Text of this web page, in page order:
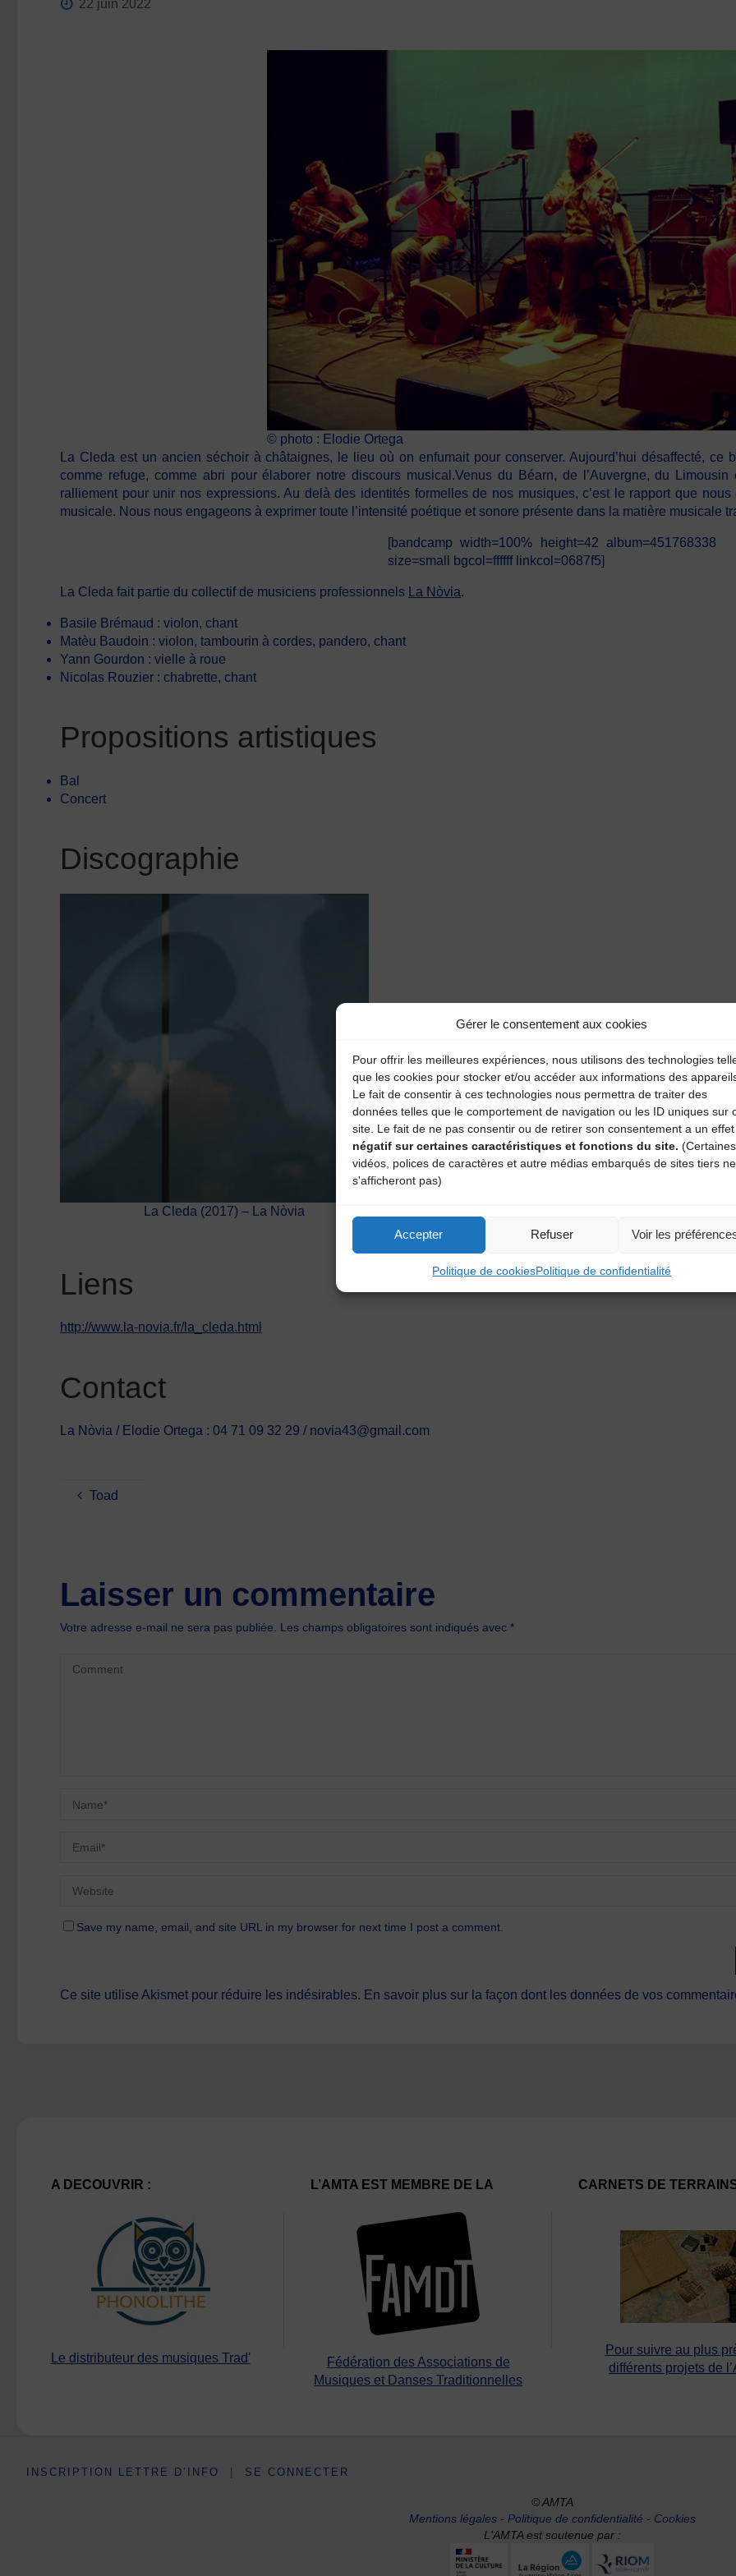
Gérer le consentement aux cookies
Pour offrir les meilleures expériences, nous utilisons des technologies
que les cookies pour stocker et/ou accéder aux informations des
Le fait de consentir à ces technologies nous permettra de traiter des
données telles que le comportement de navigation ou les ID uniques sur
site. Le fait de ne pas consentir ou de retirer son consentement a un effet
négatif sur certaines caractéristiques et fonctions du site. (Certaines
vidéos, polices de caractères et autre médias embarqués de sites tiers ne
s'afficheront pas)
Accepter Refuser Voir les
Politique de cookiesPolitique de confidentialité
22 juin 2022
© photo : Elodie Ortega
La Cleda est un ancien séchoir à châtaignes, le lieu où on enfumait pour conserver. Aujourd’hui désaffecté, ce
comme refuge, comme abri pour élaborer notre discours musical.Venus du Béarn, de l’Auvergne, du
ralliement pour unir nos expressions. Au delà des identités formelles de nos musiques, c’est le rapport que
musicale. Nous nous engageons à exprimer toute l’intensité poétique et sonore présente dans la matière musicale
[bandcamp width=100% height=42 album=451768338
size=small bgcol=ffffff linkcol=0687f5]
La Cleda fait partie du collectif de musiciens professionnels La Nòvia.
Basile Brémaud : violon, chant
Matèu Baudoin : violon, tambourin à cordes, pandero, chant
Yann Gourdon : vielle à roue
Nicolas Rouzier : chabrette, chant
Propositions artistiques
Bal
Concert
Discographie
La Cleda (2017) – La Nòvia
Liens
http://www.la-novia.fr/la_cleda.html
Contact
La Nòvia / Elodie Ortega : 04 71 09 32 29 / novia43@gmail.com
Toad
Laisser un commentaire
Votre adresse e-mail ne sera pas publiée. Les champs obligatoires sont indiqués avec*
Save my name, email, and site URL in my browser for next time I post a comment.
Ce site utilise Akismet pour réduire les indésirables. En savoir plus sur la façon dont les données de vos
A DECOUVRIR :
Le distributeur des musiques Trad'
L’AMTA EST MEMBRE DE LA
Fédération des Associations de
Musiques et Danses Traditionnelles
CARNETS DE
Pour suivre au plus
différents projets de
INSCRIPTION LETTRE D’INFO SE CONNECTER
© AMTA
Mentions légales- Politique de confidentialité - Cookies
L'AMTA est soutenue par :